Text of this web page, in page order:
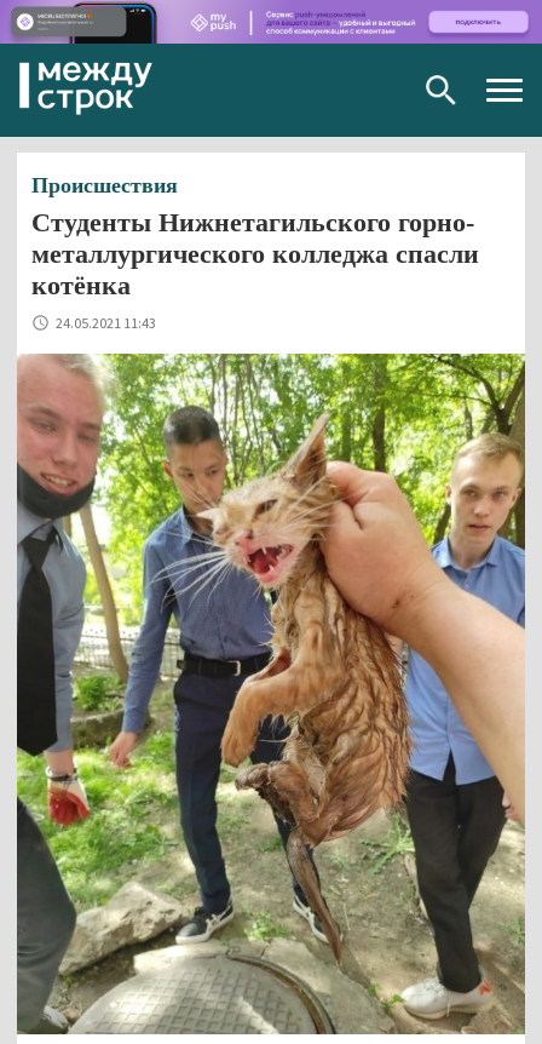
Происшествия
Студенты Нижнетагильского горно-
металлургического колледжа спасли
котёнка
24.05.2021 11:43